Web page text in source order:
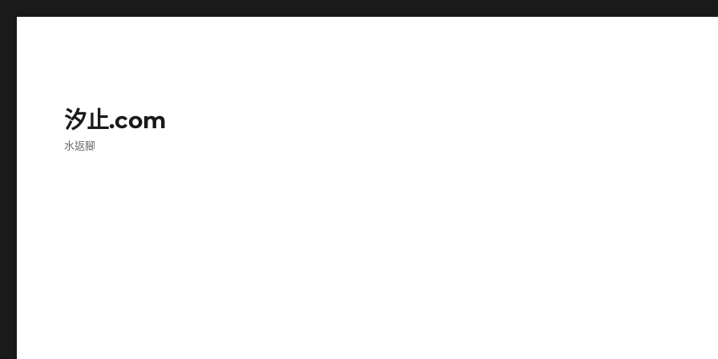
汐止.com
水返腳